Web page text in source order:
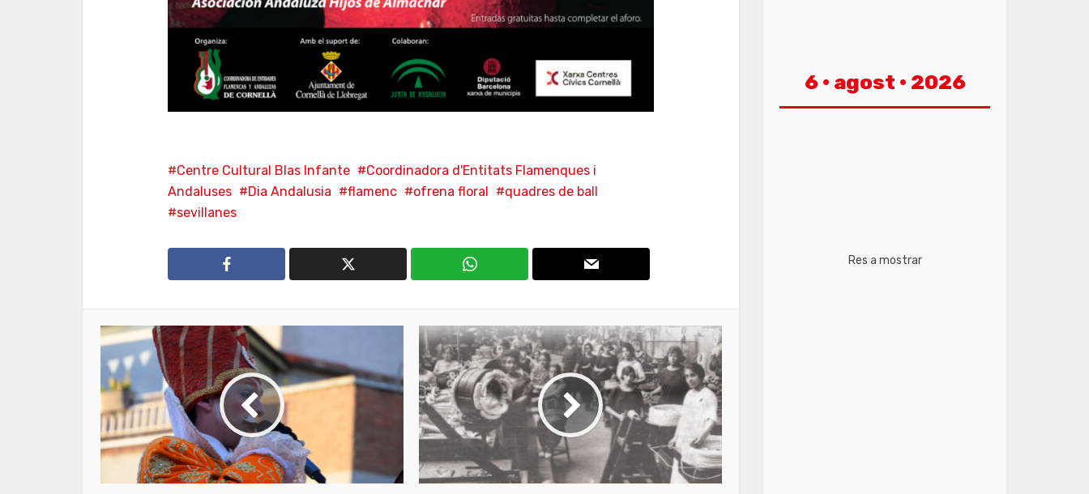
Centre Cultural Blas Infante
Coordinadora d'Entitats Flamenques i
Andaluses
Dia Andalusia flamenc ofrena floral
quadres de ball
sevillanes
6 · agost · 2026
Res a mostrar